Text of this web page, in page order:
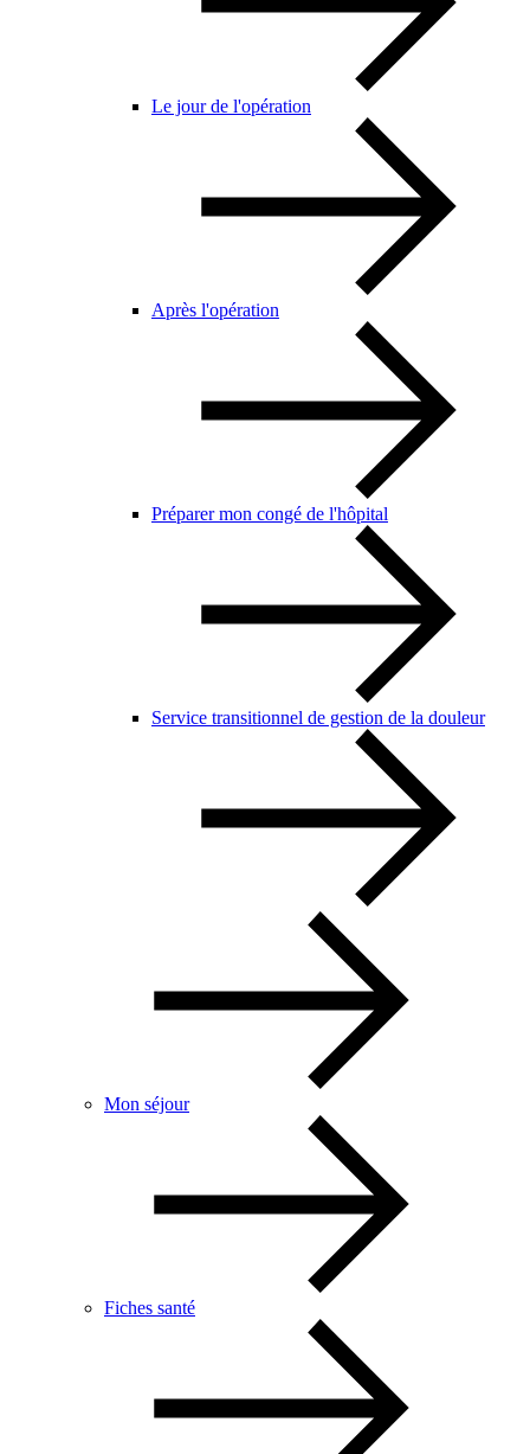
Le jour de l'opération
Après l'opération
Préparer mon congé de l'hôpital
Service transitionnel de gestion de la douleur
Mon séjour
Fiches santé